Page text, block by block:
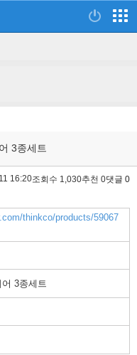
3종세트
16:20조회수 1,030추천 0댓글 0
thinkco/products/59067
3종세트